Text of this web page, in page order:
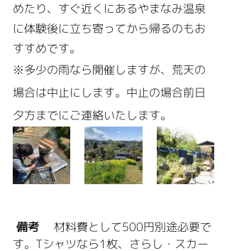
めたり、すぐ近くにあるやまなみ温泉
に体験後に立ち寄ってから帰るのもお
すすめです。
※多少の雨なら開催しますが、荒天の
場合は中止にします。中止の場合前日
夕方までにご連絡いたします。
備考 材料費として500円別途必要で
す。Tシャツなら1枚、さらし・スカー